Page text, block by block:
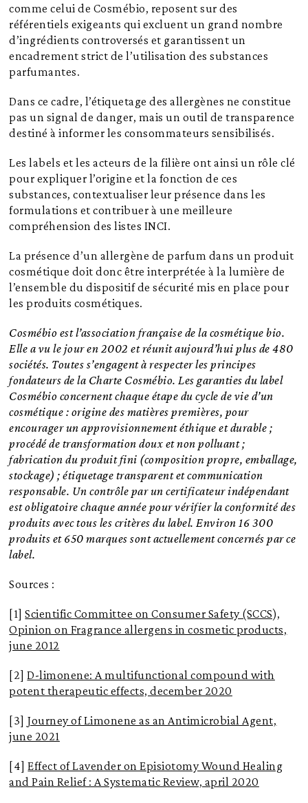
comme celui de Cosmébio, reposent sur des
référentiels exigeants qui excluent un grand nombre
d’ingrédients controversés et garantissent un
encadrement strict de l’utilisation des substances
parfumantes.
Dans ce cadre, l’étiquetage des allergènes ne constitue
pas un signal de danger, mais un outil de transparence
destiné à informer les consommateurs sensibilisés.
Les labels et les acteurs de la filière ont ainsi un rôle clé
pour expliquer l’origine et la fonction de ces
substances, contextualiser leur présence dans les
formulations et contribuer à une meilleure
compréhension des listes INCI.
La présence d’un allergène de parfum dans un produit
cosmétique doit donc être interprétée à la lumière de
l’ensemble du dispositif de sécurité mis en place pour
les produits cosmétiques.
Cosmébio est l’association française de la cosmétique bio.
Elle a vu le jour en 2002 et réunit aujourd’hui plus de 480
sociétés. Toutes s’engagent à respecter les principes
fondateurs de la Charte Cosmébio. Les garanties du label
Cosmébio concernent chaque étape du cycle de vie d’un
cosmétique : origine des matières premières, pour
encourager un approvisionnement éthique et durable ;
procédé de transformation doux et non polluant ;
fabrication du produit fini (composition propre, emballage,
stockage) ; étiquetage transparent et communication
responsable. Un contrôle par un certificateur indépendant
est obligatoire chaque année pour vérifier la conformité des
produits avec tous les critères du label. Environ 16 300
produits et 650 marques sont actuellement concernés par ce
label.
Sources :
[1]Scientific Committee on Consumer Safety (SCCS),
Opinion on Fragrance allergens in cosmetic products,
june 2012
[2]D-limonene: A multifunctional compound with
potent therapeutic effects, december 2020
[3] Journey of Limonene as an Antimicrobial Agent,
june 2021
[4]Effect of Lavender on Episiotomy Wound Healing
and Pain Relief : A Systematic Review, april 2020